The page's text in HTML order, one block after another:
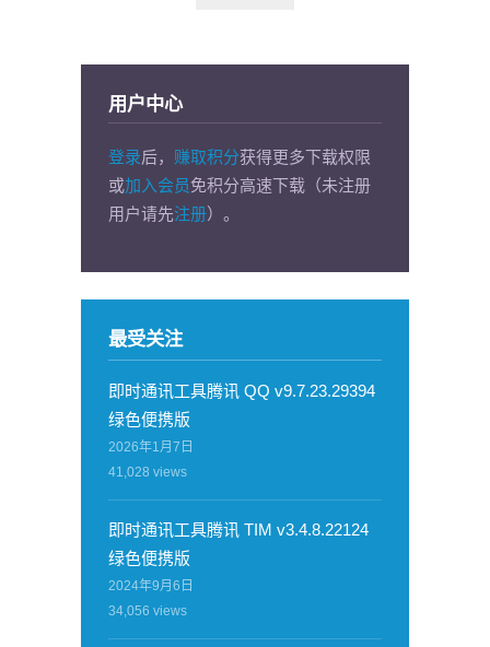
用户中心
登录后， 赚取积分获得更多下载权限
或加入会员免积分高速下载（未注册
用户请先注册）。
最受关注
即时通讯工具腾讯 QQ v9.7.23.29394
绿色便携版
2026年1月7日
41,028 views
即时通讯工具腾讯 TIM v3.4.8.22124
绿色便携版
2024年9月6日
34,056 views